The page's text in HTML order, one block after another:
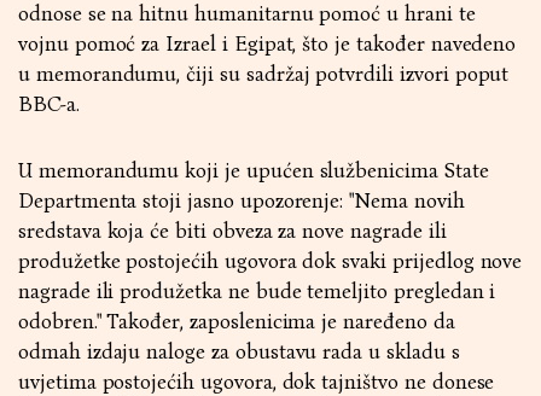
odnose se na hitnu humanitarnu pomoć u hrani te
vojnu pomoć za Izrael i Egipat, što je također navedeno
u memorandumu, čiji su sadržaj potvrdili izvori poput
BBC-a.
U memorandumu koji je upućen službenicima State
Departmenta stoji jasno upozorenje: "Nema novih
sredstava koja će biti obveza za nove nagrade ili
produžetke postojećih ugovora dok svaki prijedlog nove
nagrade ili produžetka ne bude temeljito pregledan i
odobren." Također, zaposlenicima je naređeno da
odmah izdaju naloge za obustavu rada u skladu s
uvjetima postojećih ugovora, dok tajništvo ne donese